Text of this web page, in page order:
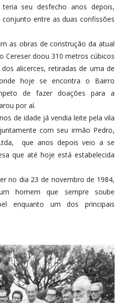
seu desfecho anos depois,
entre as duas confissões
as obras de construção da atual
Cereser doou 310 metros cúbicos
alicerces, retiradas de uma de
hoje se encontra o Bairro
de fazer doações para a
por aí.
de idade já vendia leite pela vila
com seu irmão Pedro,
que anos depois veio a se
que até hoje está estabelecida
no dia 23 de novembro de 1984,
homem que sempre soube
enquanto um dos principais